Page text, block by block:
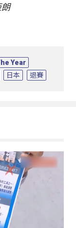
Year
日本 退賽